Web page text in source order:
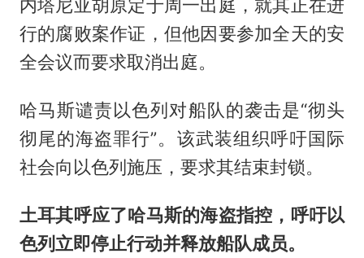
内塔尼亚胡原定于周一出庭，就其正在进
行的腐败案作证，但他因要参加全天的安
全会议而要求取消出庭。
哈马斯谴责以色列对船队的袭击是“彻头
彻尾的海盗罪行”。该武装组织呼吁国际
社会向以色列施压，要求其结束封锁。
土耳其呼应了哈马斯的海盗指控，呼吁以
色列立即停止行动并释放船队成员。